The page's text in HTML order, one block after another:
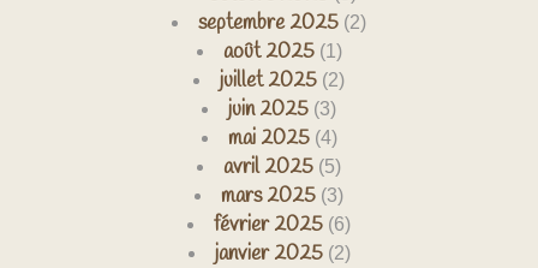
septembre 2025 (2)
août 2025(1)
juillet 2025 (2)
juin 2025 (3)
mai 2025(4)
avril 2025 (5)
mars 2025 (3)
février 2025 (6)
janvier 2025(2)